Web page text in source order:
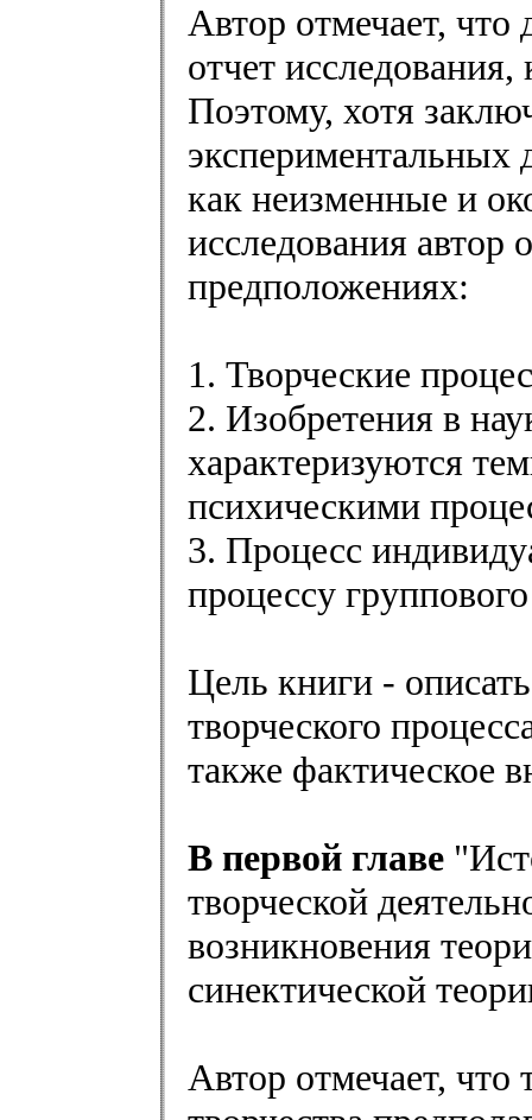
Автор отмечает,
отчет исследования,
Поэтому, хотя
как неизменные и
исследования
предположениях:
1. Творческие
2. Изобретения в
характеризуются
психическими
3. Процесс
процессу
Цель книги -
творческого
также фактическое
В первой главе
творческой
возникновения
синектической
Автор отмечает,